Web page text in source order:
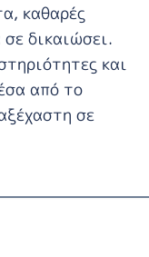
καθαρές
δικαιώσει.
και
από το
σε